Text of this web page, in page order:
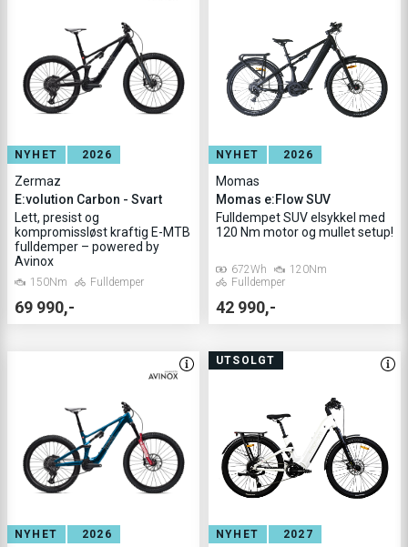
NYHET 2026
Zermaz
E:volution Carbon - Svart
Lett, presist og
kompromissløst kraftig E-MTB
fulldemper – powered by
Avinox
150Nm Fulldemper
69 990,-
NYHET 2026
Momas
Momas e:Flow SUV
Fulldempet SUV elsykkel med
120 Nm motor og mullet setup!
672Wh
120Nm
Fulldemper
42 990,-
NYHET 2026
UTSOLGT
NYHET 2027